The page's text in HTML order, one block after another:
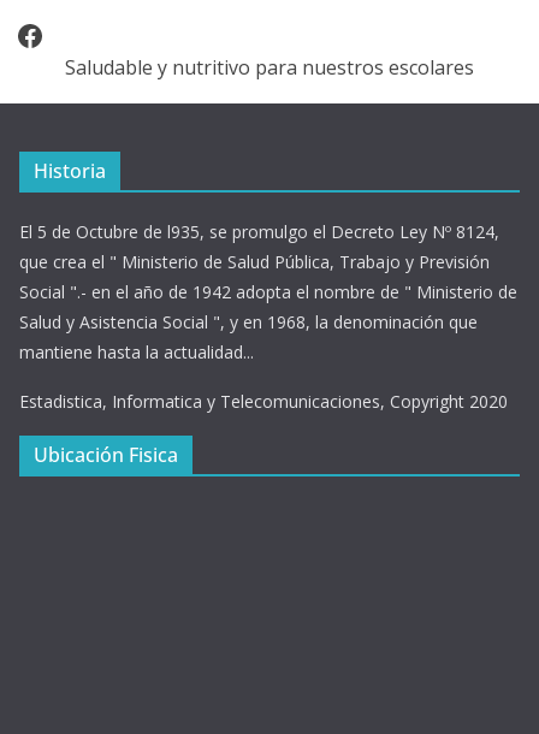
Facebook
Saludable y nutritivo para nuestros escolares
Historia
El 5 de Octubre de l935, se promulgo el Decreto Ley Nº 8124,
que crea el " Ministerio de Salud Pública, Trabajo y Previsión
Social ".- en el año de 1942 adopta el nombre de " Ministerio de
Salud y Asistencia Social ", y en 1968, la denominación que
mantiene hasta la actualidad...
Estadistica, Informatica y Telecomunicaciones, Copyright 2020
Ubicación Fisica